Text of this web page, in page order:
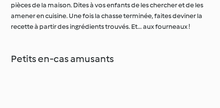
pièces de la maison. Dites à vos enfants de les chercher et de les
amener en cuisine. Une fois la chasse terminée, faites deviner la
recette à partir des ingrédients trouvés. Et… aux fourneaux !
Petits en-cas amusants